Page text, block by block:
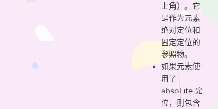
上角）。它
是作为元素
绝对定位和
固定定位的
参照物。
如果元素使
用了
absolute 定
位，则包含